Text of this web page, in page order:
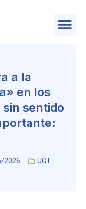
a la
en los
sentido
2026 UGT